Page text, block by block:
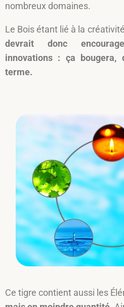
nombreux domaines.
Le Bois étant lié à la
devrait donc
innovations : ça bougera,
terme.
Ce tigre contient aussi les